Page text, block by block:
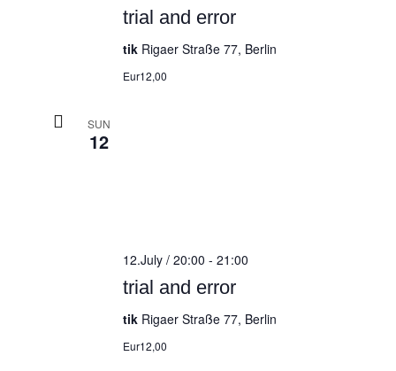
trial and error
tik Rigaer Straße 77, Berlin
Eur12,00
SUN
12
trial and error
12.July / 20:00 - 21:00
tik Rigaer Straße 77, Berlin
Eur12,00